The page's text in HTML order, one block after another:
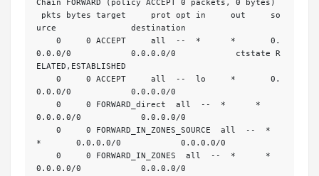
Chain FORWARD (policy ACCEPT 0 packets, 0 bytes)
urce               destination
0.0.0/0            0.0.0.0/0            ctstate R
ELATED,ESTABLISHED
0.0.0/0            0.0.0.0/0
0.0.0.0/0            0.0.0.0/0
*       0.0.0.0/0            0.0.0.0/0
0.0.0.0/0            0.0.0.0/0